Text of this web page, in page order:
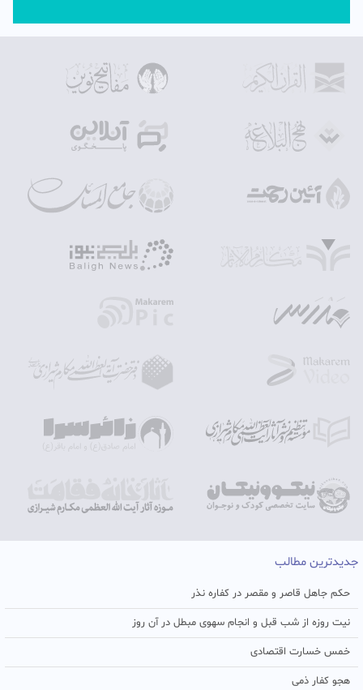
جدیدترین مطالب
حکم جاهل قاصر و مقصر در کفاره نذر
نیت روزه از شب قبل و انجام سهوی مبطل در آن روز
خمس خسارت اقتصادی
هجو کفار ذمی